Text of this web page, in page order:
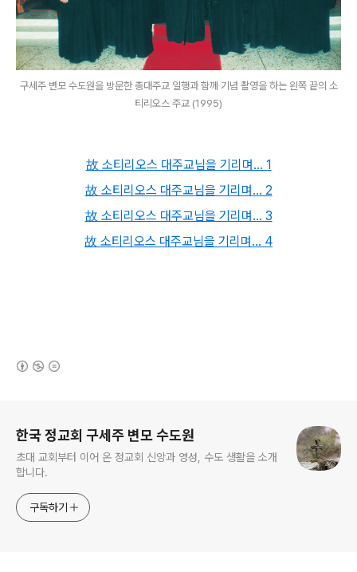
구세주 변모 수도원을 방문한 총대주교 일행과 함께 기념 촬영을 하는 왼쪽 끝의 소
티리오스 주교 (1995)
故 소티리오스 대주교님을 기리며... 1
故 소티리오스 대주교님을 기리며... 2
故 소티리오스 대주교님을 기리며... 3
故 소티리오스 대주교님을 기리며... 4
한국 정교회 구세주 변모 수도원
초대 교회부터 이어 온 정교회 신앙과 영성, 수도 생활을 소개
합니다.
구독하기